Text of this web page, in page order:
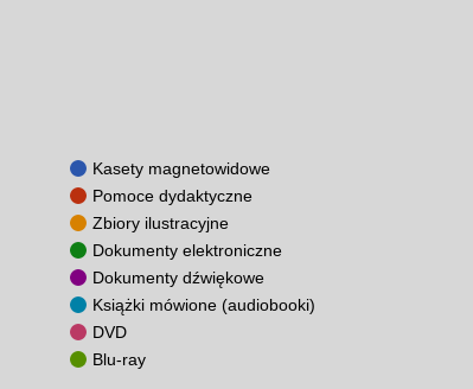
Kasety magnetowidowe
Pomoce dydaktyczne
Zbiory ilustracyjne
Dokumenty elektroniczne
Dokumenty dźwiękowe
Książki mówione (audiobooki)
DVD
Blu-ray